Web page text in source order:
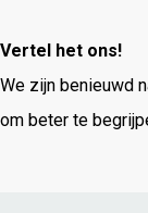
Vertel het ons!
We zijn benieuwd
om beter te